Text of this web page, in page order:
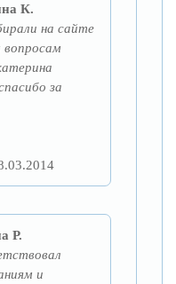
К.
на сайте
вопросам
за
Р.
и